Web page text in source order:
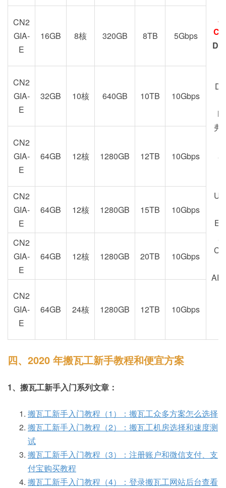
弗
CN2
GIA-
E
16GB 8核 320GB 8TB 5Gbps
CN2
GIA-
E
32GB 10核 640GB 10TB 10Gbps
CN2
GIA-
E
64GB 12核 1280GB 12TB 10Gbps
CN2
GIA-
E
64GB 12核 1280GB 15TB 10Gbps
CN2
GIA-
E
64GB 12核 1280GB 20TB 10Gbps
CN2
GIA-
E
64GB 24核 1280GB 12TB 10Gbps
四、2020 年搬瓦工新手教程和便宜方案
1、搬瓦工新手入门系列文章：
搬瓦工新手入门教程（1）：搬瓦工众多方案怎么选择
搬瓦工新手入门教程（2）：搬瓦工机房选择和速度测
试
搬瓦工新手入门教程（3）：注册账户和微信支付、支
付宝购买教程
搬瓦工新手入门教程（4）：登录搬瓦工网站后台查看